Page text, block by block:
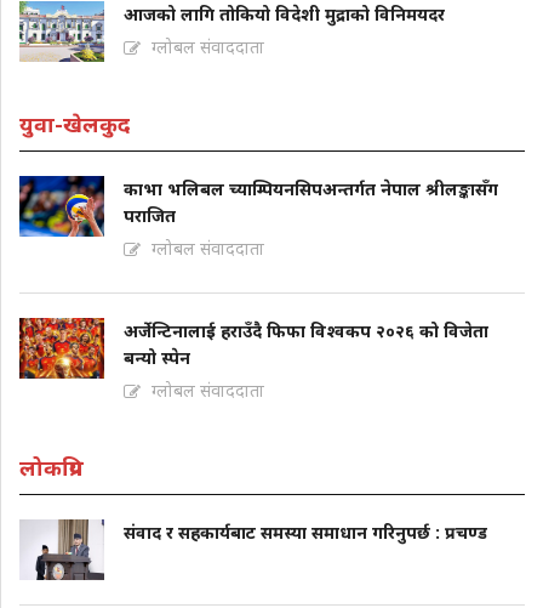
आजको लागि तोकियो विदेशी मुद्राको विनिमयदर
ग्लोबल संवाददाता
युवा-खेलकुद
काभा भलिबल च्याम्पियनसिपअन्तर्गत नेपाल श्रीलङ्कासँग
पराजित
ग्लोबल संवाददाता
अर्जेन्टिनालाई हराउँदै फिफा विश्वकप २०२६ को विजेता
बन्यो स्पेन
ग्लोबल संवाददाता
लोकप्रिय
संवाद र सहकार्यबाट समस्या समाधान गरिनुपर्छ : प्रचण्ड